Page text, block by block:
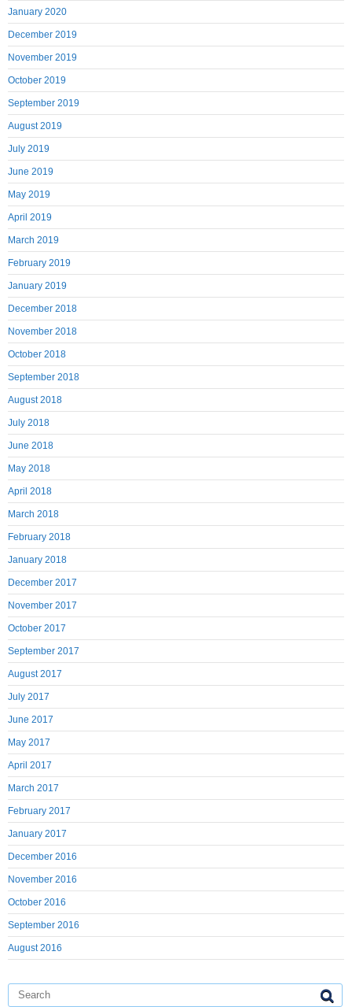
January 2020
December 2019
November 2019
October 2019
September 2019
August 2019
July 2019
June 2019
May 2019
April 2019
March 2019
February 2019
January 2019
December 2018
November 2018
October 2018
September 2018
August 2018
July 2018
June 2018
May 2018
April 2018
March 2018
February 2018
January 2018
December 2017
November 2017
October 2017
September 2017
August 2017
July 2017
June 2017
May 2017
April 2017
March 2017
February 2017
January 2017
December 2016
November 2016
October 2016
September 2016
August 2016